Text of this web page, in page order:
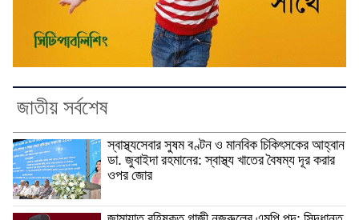
জাতীয় সর্বশেষ
স্বাস্থ্যসেবার সুষম বণ্টন ও মানবিক চিকিৎসকের আহ্বান
ডা. জুবাইদা রহমানের: স্বাস্থ্য খাতের বৈষম্য দূর করার
ওপর জোর